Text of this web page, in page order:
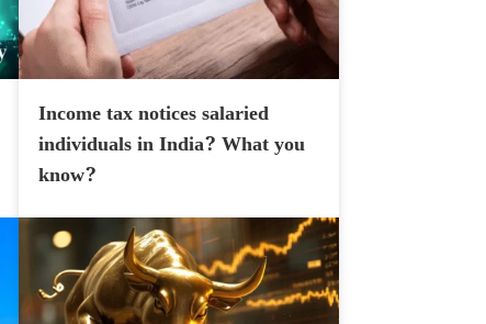
Income tax notices salaried
individuals in India? What you
know?